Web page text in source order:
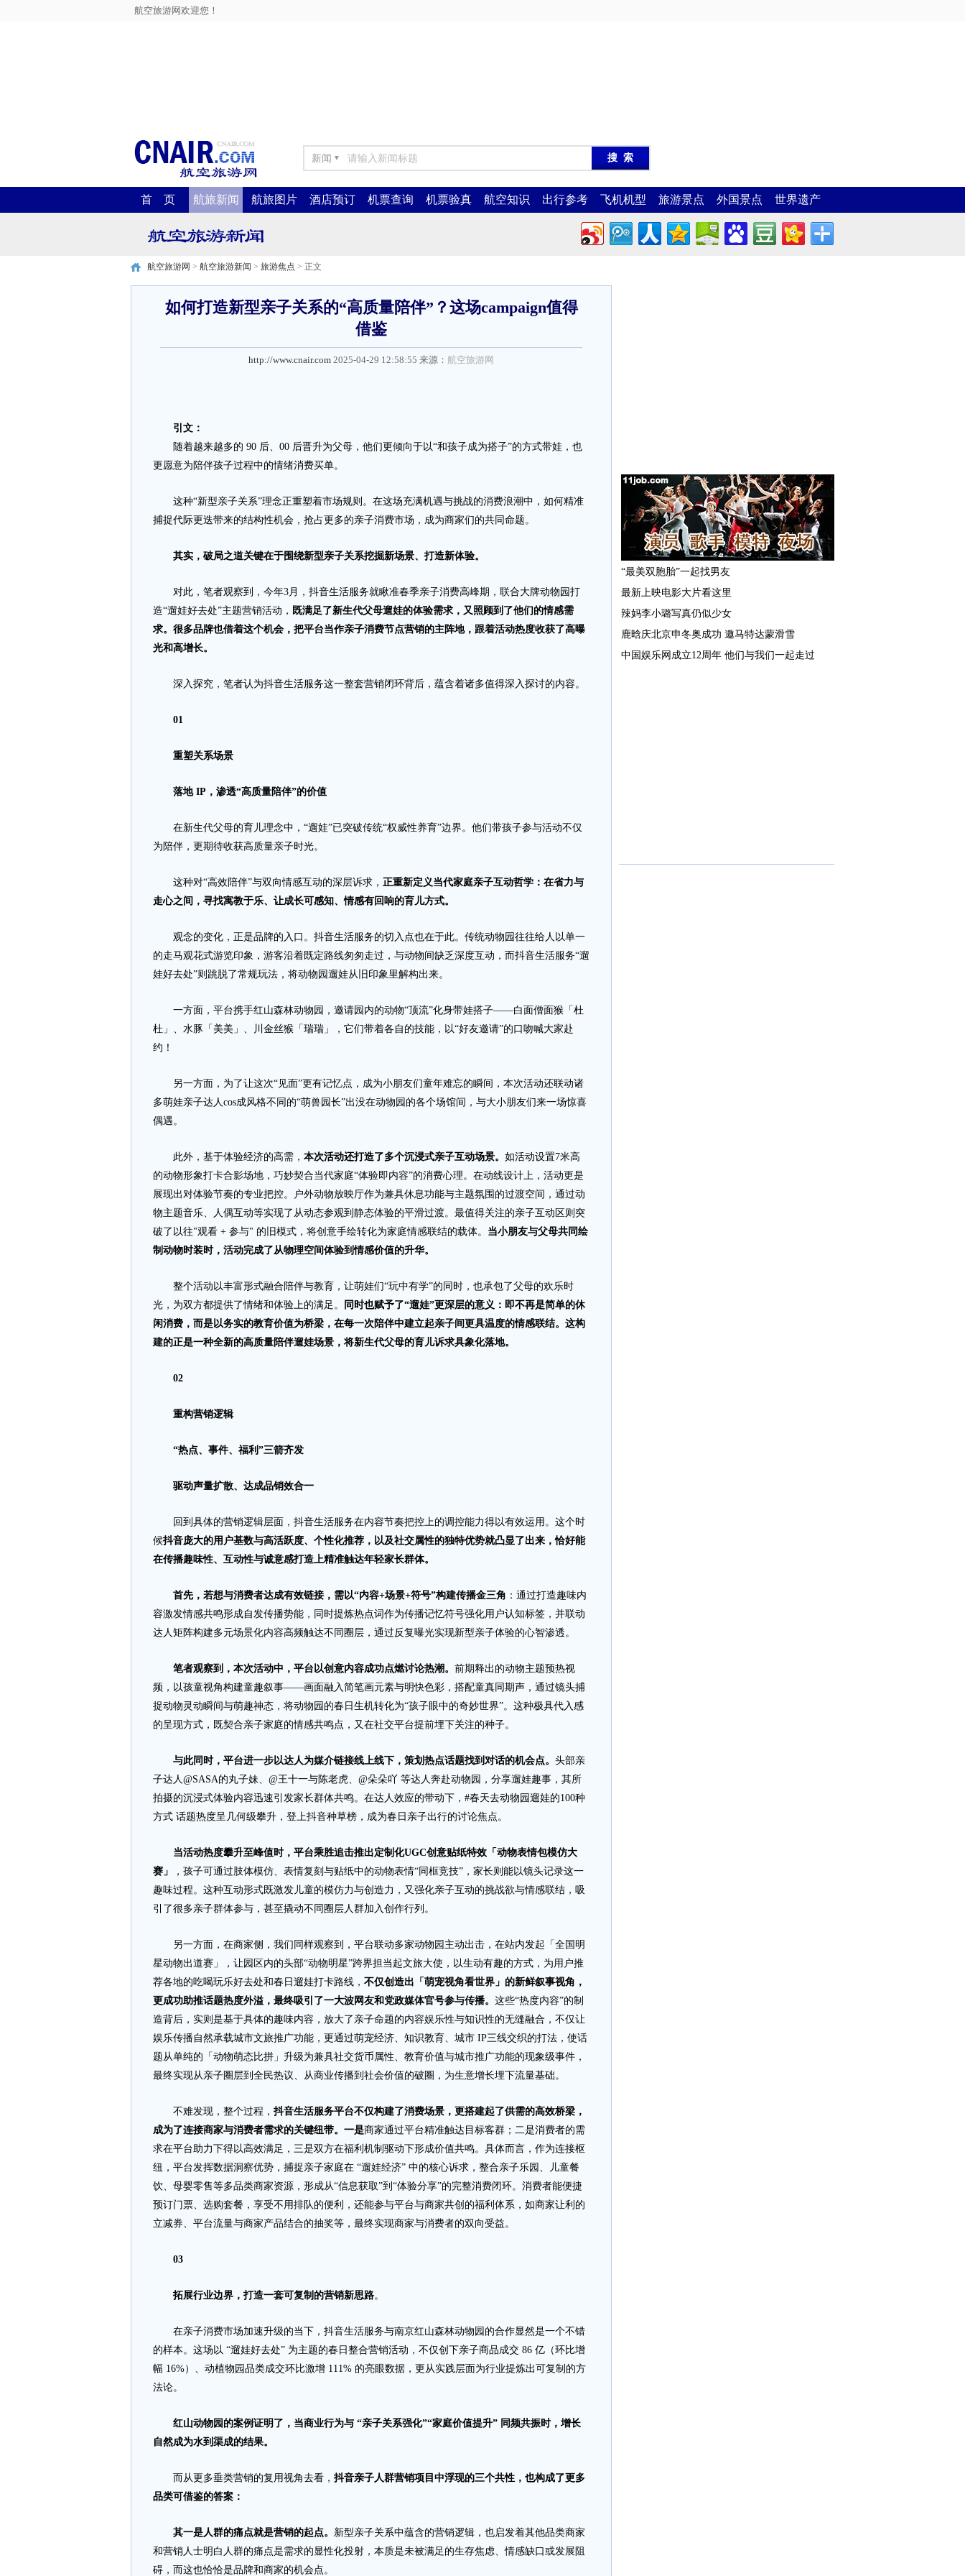
航空旅游网欢迎您！
新闻 ▼
首 页 航旅新闻 航旅图片 酒店预订 机票查询 机票验真 航空知识 出行参考 飞机机型 旅游景点 外国景点 世界遗产
航空旅游网 > 航空旅游新闻 > 旅游焦点 > 正文
如何打造新型亲子关系的“高质量陪伴”？这场campaign值得
借鉴
http://www.cnair.com 2025-04-29 12:58:55 来源： 航空旅游网
引文：
随着越来越多的 90 后、00 后晋升为父母，他们更倾向于以“和孩子成为搭子”的方式带娃，也
更愿意为陪伴孩子过程中的情绪消费买单。
这种“新型亲子关系”理念正重塑着市场规则。在这场充满机遇与挑战的消费浪潮中，如何精准
捕捉代际更迭带来的结构性机会，抢占更多的亲子消费市场，成为商家们的共同命题。
其实，破局之道关键在于围绕新型亲子关系挖掘新场景、打造新体验。
对此，笔者观察到，今年3月，抖音生活服务就瞅准春季亲子消费高峰期，联合大牌动物园打
造“遛娃好去处”主题营销活动， 既满足了新生代父母遛娃的体验需求，又照顾到了他们的情感需
求。很多品牌也借着这个机会，把平台当作亲子消费节点营销的主阵地，跟着活动热度收获了高曝
光和高增长。
深入探究，笔者认为抖音生活服务这一整套营销闭环背后，蕴含着诸多值得深入探讨的内容。
01
重塑关系场景
落地 IP，渗透“高质量陪伴”的价值
在新生代父母的育儿理念中，“遛娃”已突破传统“权威性养育”边界。他们带孩子参与活动不仅
为陪伴，更期待收获高质量亲子时光。
这种对“高效陪伴”与双向情感互动的深层诉求， 正重新定义当代家庭亲子互动哲学：在省力与
走心之间，寻找寓教于乐、让成长可感知、情感有回响的育儿方式。
观念的变化，正是品牌的入口。抖音生活服务的切入点也在于此。传统动物园往往给人以单一
的走马观花式游览印象，游客沿着既定路线匆匆走过，与动物间缺乏深度互动，而抖音生活服务“遛
娃好去处”则跳脱了常规玩法，将动物园遛娃从旧印象里解构出来。
一方面，平台携手红山森林动物园，邀请园内的动物“顶流”化身带娃搭子——白面僧面猴「杜
杜」、水豚「美美」、川金丝猴「瑞瑞」，它们带着各自的技能，以“好友邀请”的口吻喊大家赴
约！
另一方面，为了让这次“见面”更有记忆点，成为小朋友们童年难忘的瞬间，本次活动还联动诸
多萌娃亲子达人cos成风格不同的“萌兽园长”出没在动物园的各个场馆间，与大小朋友们来一场惊喜
偶遇。
此外，基于体验经济的高需， 本次活动还打造了多个沉浸式亲子互动场景。 如活动设置7米高
的动物形象打卡合影场地，巧妙契合当代家庭“体验即内容”的消费心理。在动线设计上，活动更是
展现出对体验节奏的专业把控。户外动物放映厅作为兼具休息功能与主题氛围的过渡空间，通过动
物主题音乐、人偶互动等实现了从动态参观到静态体验的平滑过渡。最值得关注的亲子互动区则突
破了以往"观看 + 参与" 的旧模式，将创意手绘转化为家庭情感联结的载体。 当小朋友与父母共同绘
制动物时装时，活动完成了从物理空间体验到情感价值的升华。
整个活动以丰富形式融合陪伴与教育，让萌娃们“玩中有学”的同时，也承包了父母的欢乐时
光，为双方都提供了情绪和体验上的满足。
同时也赋予了“遛娃”更深层的意义：即不再是简单的休
闲消费，而是以务实的教育价值为桥梁，在每一次陪伴中建立起亲子间更具温度的情感联结。这构
建的正是一种全新的高质量陪伴遛娃场景，将新生代父母的育儿诉求具象化落地。
02
重构营销逻辑
“热点、事件、福利”三箭齐发
驱动声量扩散、达成品销效合一
回到具体的营销逻辑层面，抖音生活服务在内容节奏把控上的调控能力得以有效运用。这个时
候抖音庞大的用户基数与高活跃度、个性化推荐，以及社交属性的独特优势就凸显了出来，恰好能
在传播趣味性、互动性与诚意感打造上精准触达年轻家长群体。
首先，若想与消费者达成有效链接，需以“内容+场景+符号”构建传播金三角 ：通过打造趣味内
容激发情感共鸣形成自发传播势能，同时提炼热点词作为传播记忆符号强化用户认知标签，并联动
达人矩阵构建多元场景化内容高频触达不同圈层，通过反复曝光实现新型亲子体验的心智渗透。
笔者观察到，本次活动中，平台以创意内容成功点燃讨论热潮。 前期释出的动物主题预热视
频，以孩童视角构建童趣叙事——画面融入简笔画元素与明快色彩，搭配童真同期声，通过镜头捕
捉动物灵动瞬间与萌趣神态，将动物园的春日生机转化为“孩子眼中的奇妙世界”。这种极具代入感
的呈现方式，既契合亲子家庭的情感共鸣点，又在社交平台提前埋下关注的种子。
与此同时，平台进一步以达人为媒介链接线上线下，策划热点话题找到对话的机会点。 头部亲
子达人@SASA的丸子妹、@王十一与陈老虎、@朵朵吖 等达人奔赴动物园，分享遛娃趣事，其所
拍摄的沉浸式体验内容迅速引发家长群体共鸣。在达人效应的带动下，#春天去动物园遛娃的100种
方式 话题热度呈几何级攀升，登上抖音种草榜，成为春日亲子出行的讨论焦点。
当活动热度攀升至峰值时，平台乘胜追击推出定制化UGC创意贴纸特效「动物表情包模仿大
赛」
，孩子可通过肢体模仿、表情复刻与贴纸中的动物表情“同框竞技”，家长则能以镜头记录这一
趣味过程。这种互动形式既激发儿童的模仿力与创造力，又强化亲子互动的挑战欲与情感联结，吸
引了很多亲子群体参与，甚至撬动不同圈层人群加入创作行列。
另一方面，在商家侧，我们同样观察到，平台联动多家动物园主动出击，在站内发起「全国明
星动物出道赛」，让园区内的头部“动物明星”跨界担当起文旅大使，以生动有趣的方式，为用户推
荐各地的吃喝玩乐好去处和春日遛娃打卡路线， 不仅创造出「萌宠视角看世界」的新鲜叙事视角，
更成功助推话题热度外溢，最终吸引了一大波网友和党政媒体官号参与传播。 这些“热度内容”的制
造背后，实则是基于具体的趣味内容，放大了亲子命题的内容娱乐性与知识性的无缝融合，不仅让
娱乐传播自然承载城市文旅推广功能，更通过萌宠经济、知识教育、城市 IP三线交织的打法，使话
题从单纯的「动物萌态比拼」升级为兼具社交货币属性、教育价值与城市推广功能的现象级事件，
最终实现从亲子圈层到全民热议、从商业传播到社会价值的破圈，为生意增长埋下流量基础。
不难发现，整个过程， 抖音生活服务平台不仅构建了消费场景，更搭建起了供需的高效桥梁，
成为了连接商家与消费者需求的关键纽带。一是商家通过平台精准触达目标客群；二是消费者的需
求在平台助力下得以高效满足，三是双方在福利机制驱动下形成价值共鸣。具体而言，作为连接枢
纽，平台发挥数据洞察优势，捕捉亲子家庭在 “遛娃经济” 中的核心诉求，整合亲子乐园、儿童餐
饮、母婴零售等多品类商家资源，形成从“信息获取”到“体验分享”的完整消费闭环。消费者能便捷
预订门票、选购套餐，享受不用排队的便利，还能参与平台与商家共创的福利体系，如商家让利的
立减券、平台流量与商家产品结合的抽奖等，最终实现商家与消费者的双向受益。
03
拓展行业边界，打造一套可复制的营销新思路。
在亲子消费市场加速升级的当下，抖音生活服务与南京红山森林动物园的合作显然是一个不错
的样本。这场以 “遛娃好去处” 为主题的春日整合营销活动，不仅创下亲子商品成交 86 亿（环比增
幅 16%）、动植物园品类成交环比激增 111% 的亮眼数据，更从实践层面为行业提炼出可复制的方
法论。
红山动物园的案例证明了，当商业行为与 “亲子关系强化”“家庭价值提升” 同频共振时，增长
自然成为水到渠成的结果。
而从更多垂类营销的复用视角去看， 抖音亲子人群营销项目中浮现的三个共性，也构成了更多
品类可借鉴的答案：
其一是人群的痛点就是营销的起点。 新型亲子关系中蕴含的营销逻辑，也启发着其他品类商家
和营销人士明白人群的痛点是需求的显性化投射，本质是未被满足的生存焦虑、情感缺口或发展阻
碍，而这也恰恰是品牌和商家的机会点。